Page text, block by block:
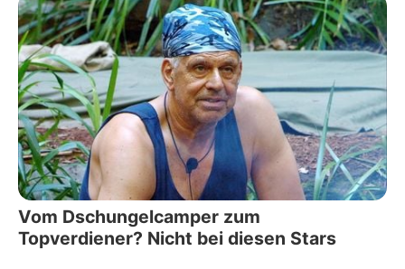
Vom Dschungelcamper zum
Topverdiener? Nicht bei diesen Stars